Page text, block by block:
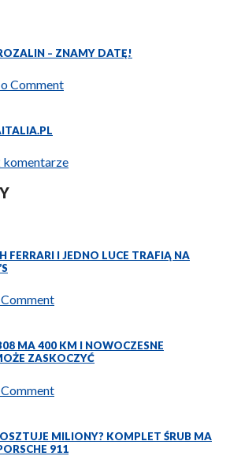
– ZNAMY DATĘ!
Comment
komentarze
FERRARI I JEDNO LUCE TRAFIĄ NA
MA 400 KM I NOWOCZESNE
ZASKOCZYĆ
MILIONY? KOMPLET ŚRUB MA
911